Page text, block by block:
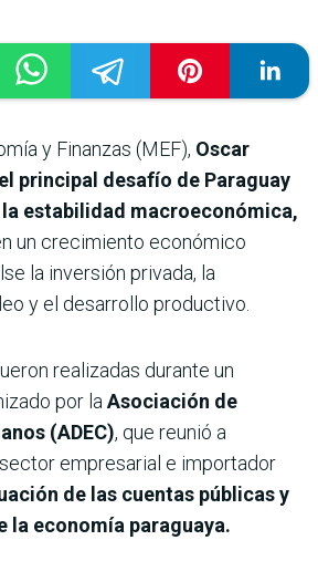
y Finanzas (MEF), Oscar
el principal desafío de Paraguay
la estabilidad macroeconómica,
un crecimiento económico
la inversión privada, la
y el desarrollo productivo.
realizadas durante un
por la Asociación de
(ADEC), que reunió a
empresarial e importador
de las cuentas públicas y
la economía paraguaya.